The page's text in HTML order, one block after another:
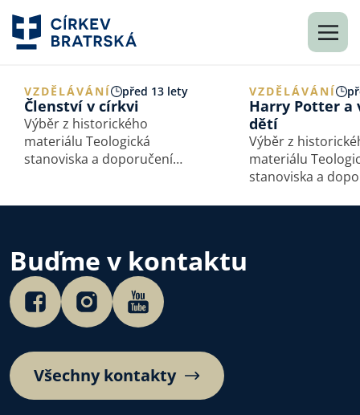
VZDĚLÁVÁNÍ před 13 lety
Členství v církvi
Výběr z historického
materiálu Teologická
stanoviska a doporučení
Studijního odboru Rady
Církve bratrské
k problematice diskutované
na…
VZDĚLÁVÁNÍ
Harry Potter a
dětí
Výběr z
materiálu
stanoviska a
Buďme v kontaktu
Všechny kontakty